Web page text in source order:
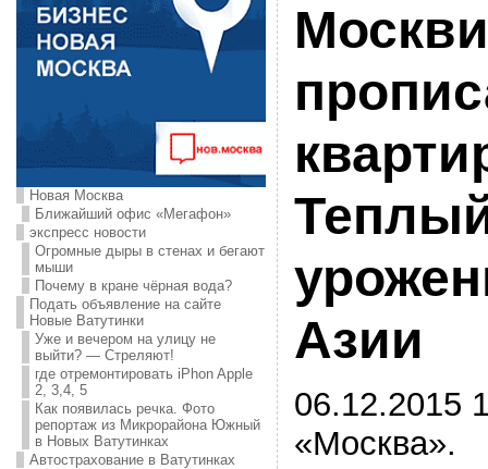
Новая Москва
Ближайший офис «Мегафон»
экспресс новости
Огромные дыры в стенах и бегают
мыши
Почему в кране чёрная вода?
Подать объявление на сайте
Новые Ватутинки
Уже и вечером на улицу не
выйти? — Стреляют!
где отремонтировать iPhon Apple
2, 3,4, 5
Как появилась речка. Фото
репортаж из Микрорайона Южный
в Новых Ватутинках
Автострахование в Ватутинках
Азии
06.12.2015
«Москва».